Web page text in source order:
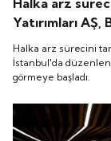
Yatırımları
töreniyle
Halka arz sürecini
İstanbul'da
görmeye başladı.